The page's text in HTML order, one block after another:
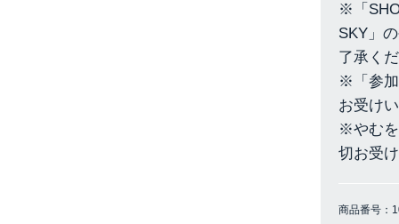
※「
SKY」
了承く
※「参加
お受け
※やむを
切お受
商品番号：